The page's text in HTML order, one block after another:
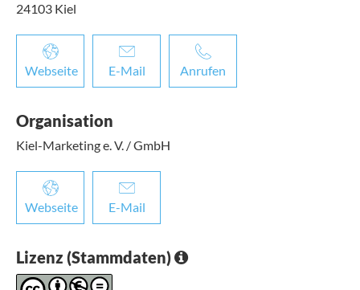
24103 Kiel
Webseite E-Mail Anrufen
Organisation
Kiel-Marketing e. V. / GmbH
Webseite E-Mail
Lizenz (Stammdaten)